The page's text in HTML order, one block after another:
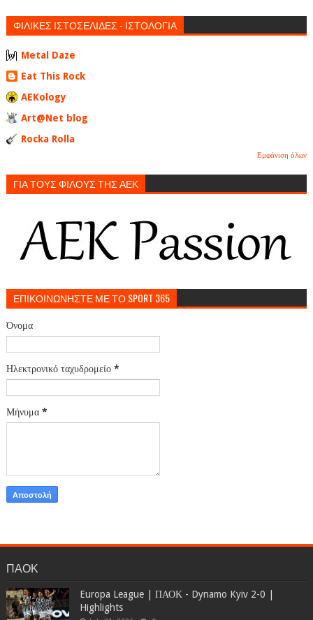
ΦΙΛΙΚΕΣ ΙΣΤΟΣΕΛΙΔΕΣ - ΙΣΤΟΛΟΓΙΑ
Metal Daze
Eat This Rock
AEKology
Art@Net blog
Rocka Rolla
Εμφάνιση όλων
ΓΙΑ ΤΟΥΣ ΦΙΛΟΥΣ ΤΗΣ ΑΕΚ
ΕΠΙΚΟΙΝΩΝΗΣΤΕ ΜΕ ΤΟ SPORT 365
Όνομα
Ηλεκτρονικό ταχυδρομείο *
Μήνυμα *
ΠΑΟΚ
Europa League | ΠΑΟΚ - Dynamo Kyiv 2-0 |
Highlights